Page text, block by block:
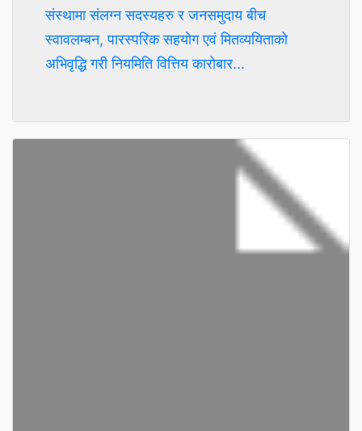
संस्थामा संलग्न सदस्यहरु र जनसमुदाय बीच
स्वावलम्बन, पारस्परिक सहयोग एवं मितव्ययिताको
अभिवृद्धि गरी नियमिति वित्तिय कारोबार...